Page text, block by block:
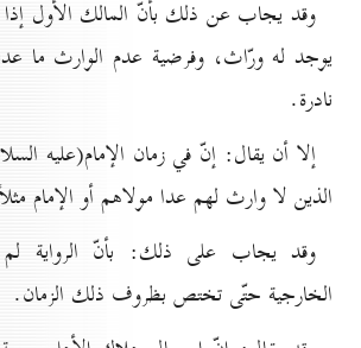
وقد يجاب عن ذلك بأنّ المالك الأول
يوجد له ورّاث، وفرضية عدم الوارث ما عدا
نادرة.
إلا أن يقال: إنّ في زمان الإمام(علیه
الذين لا وارث لهم عدا مولاهم أو الإمام
وقد يجاب على ذلك: بأنّ الرواية لم
الخارجية حتّى تختص بظروف ذلك الزمان.